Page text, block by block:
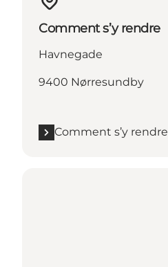
Comment s’y rendre
Havnegade
9400 Nørresundby
Comment s’y rendre